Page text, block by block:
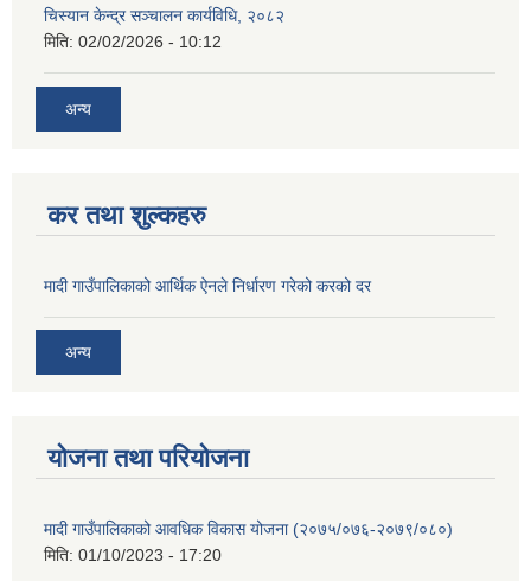
चिस्यान केन्द्र सञ्‍चालन कार्यविधि, २०८२
मिति: 02/02/2026 - 10:12
अन्य
कर तथा शुल्कहरु
मादी गाउँपालिकाको आर्थिक ऐनले निर्धारण गरेको करको दर
अन्य
योजना तथा परियोजना
मादी गाउँपालिकाको आवधिक विकास योजना (२०७५/०७६-२०७९/०८०)
मिति: 01/10/2023 - 17:20